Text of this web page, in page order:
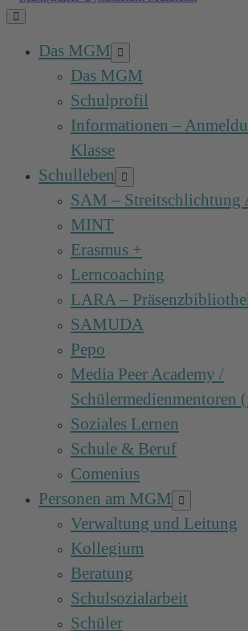
Menü-
Das MGM
Menü-
Schalter
Das MGM
Schulprofil
Informationen –
Klasse
Schulleben
Menü-
Schalter
SAM – Streitschlichtung
MINT
Erasmus +
Lerncoaching
LARA –
SAMUDA
Pepo
Media Peer Academy /
Schülermedienmentoren
Soziales Lernen
Schule & Beruf
Comenius
Personen am MGM
Menü-
Schalter
Verwaltung und Leitung
Kollegium
Beratung
Schulsozialarbeit
Schüler